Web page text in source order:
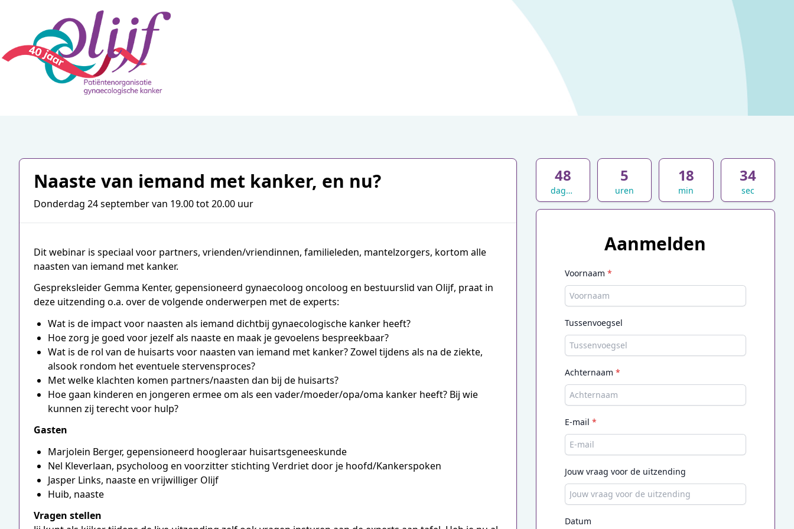
Naaste van iemand met kanker, en nu?
Donderdag 24 september van 19.00 tot 20.00 uur
Dit webinar is speciaal voor partners, vrienden/vriendinnen, familieleden, mantelzorgers, kortom alle
naasten van iemand met kanker.
Gespreksleider Gemma Kenter, gepensioneerd gynaecoloog oncoloog en bestuurslid van Olijf, praat in
deze uitzending o.a. over de volgende onderwerpen met de experts:
Wat is de impact voor naasten als iemand dichtbij gynaecologische kanker heeft?
Hoe zorg je goed voor jezelf als naaste en maak je gevoelens bespreekbaar?
Wat is de rol van de huisarts voor naasten van iemand met kanker? Zowel tijdens als na de ziekte,
alsook rondom het eventuele stervensproces?
Met welke klachten komen partners/naasten dan bij de huisarts?
Hoe gaan kinderen en jongeren ermee om als een vader/moeder/opa/oma kanker heeft? Bij wie
kunnen zij terecht voor hulp?
Gasten
Marjolein Berger, gepensioneerd hoogleraar huisartsgeneeskunde
Nel Kleverlaan, psycholoog en voorzitter stichting Verdriet door je hoofd/Kankerspoken
Jasper Links, naaste en vrijwilliger Olijf
Huib, naaste
Vragen stellen
48
dagen
5
uren
18
min
34
sec
Aanmelden
Voornaam *
Tussenvoegsel
Achternaam *
E-mail *
Jouw vraag voor de uitzending
Datum